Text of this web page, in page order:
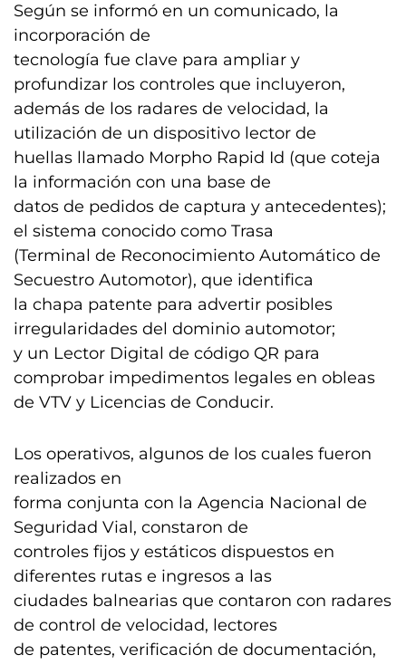
Según se informó en un comunicado, la
incorporación de
tecnología fue clave para ampliar y
profundizar los controles que incluyeron,
además de los radares de velocidad, la
utilización de un dispositivo lector de
huellas llamado Morpho Rapid Id (que coteja
la información con una base de
datos de pedidos de captura y antecedentes);
el sistema conocido como Trasa
(Terminal de Reconocimiento Automático de
Secuestro Automotor), que identifica
la chapa patente para advertir posibles
irregularidades del dominio automotor;
y un Lector Digital de código QR para
comprobar impedimentos legales en obleas
de VTV y Licencias de Conducir.
Los operativos, algunos de los cuales fueron
realizados en
forma conjunta con la Agencia Nacional de
Seguridad Vial, constaron de
controles fijos y estáticos dispuestos en
diferentes rutas e ingresos a las
ciudades balnearias que contaron con radares
de control de velocidad, lectores
de patentes, verificación de documentación,